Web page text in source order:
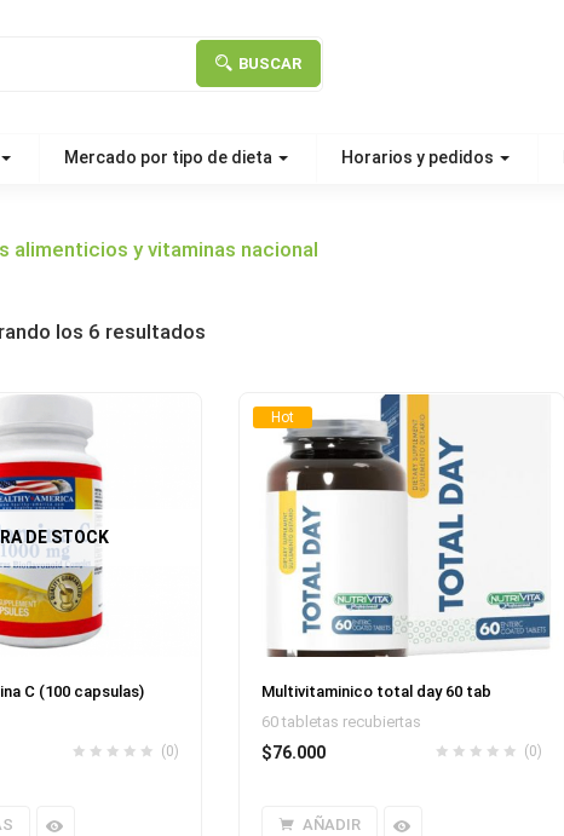
BUSCAR
Mercado por tipo de dieta Horarios y pedidos
alimenticios y vitaminas nacional
los 6 resultados
DE STOCK
C (100 capsulas)
(0)
Hot
Multivitaminico total day 60 tab
60 tabletas recubiertas
(0)
$76.000
AÑADIR